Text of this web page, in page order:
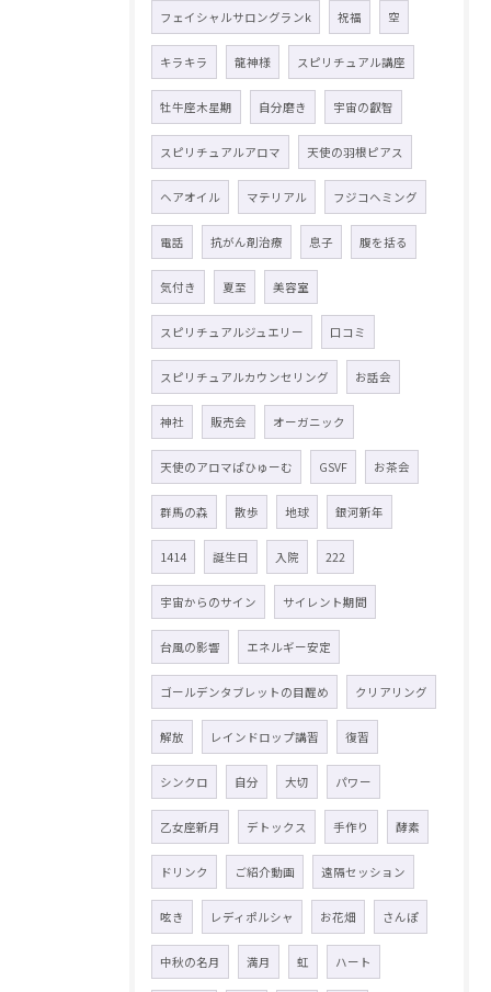
フェイシャルサロングランk 祝福 空
キラキラ 龍神様 スピリチュアル講座
牡牛座木星期 自分磨き 宇宙の叡智
スピリチュアルアロマ 天使の羽根ピアス
ヘアオイル マテリアル フジコヘミング
電話 抗がん剤治療 息子 腹を括る
気付き 夏至 美容室
スピリチュアルジュエリー 口コミ
スピリチュアルカウンセリング お話会
神社 販売会 オーガニック
天使のアロマぱひゅーむ GSVF お茶会
群馬の森 散歩 地球 銀河新年
1414 誕生日 入院 222
宇宙からのサイン サイレント期間
台風の影響 エネルギー安定
ゴールデンタブレットの目醒め クリアリング
解放 レインドロップ講習 復習
シンクロ 自分 大切 パワー
乙女座新月 デトックス 手作り 酵素
ドリンク ご紹介動画 遠隔セッション
呟き レディポルシャ お花畑 さんぽ
中秋の名月 満月 虹 ハート